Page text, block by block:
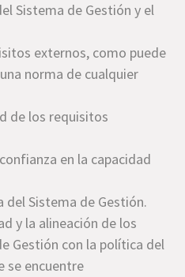
Sistema de Gestión y el
externos, como puede
norma de cualquier
de los requisitos
en la capacidad
del Sistema de Gestión.
y la alineación de los
Gestión con la política del
se encuentre